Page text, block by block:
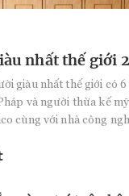
nhất thế giới
giàu nhất thế giới có
và người thừa kế
cùng với nhà công